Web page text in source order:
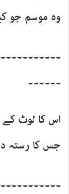
وہ موسم جو
۔۔۔۔۔۔
اس کا لوٹ کے
جس کا رستہ